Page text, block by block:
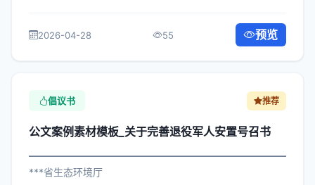
为深入贯彻落实习近平总书记关于...
2026-04-28 55 预览
倡议书 推荐
公文案例素材模板_关于完善退役军人安置号召书
***省生态环境厅